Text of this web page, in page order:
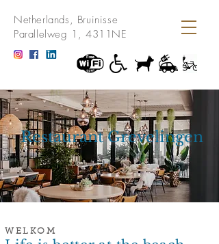
Netherlands, Bruinisse
Parallelweg 1, 4311NE
Restaurant Grevelingen
WELKOM